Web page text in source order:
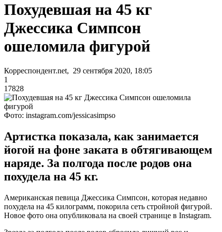
Похудевшая на 45 кг
Джессика Симпсон
ошеломила фигурой
Корреспондент.net, 29 сентября 2020, 18:05
1
17828
Фото: instagram.com/jessicasimpso
Артистка показала, как занимается
йогой на фоне заката в обтягивающем
наряде. За полгода после родов она
похудела на 45 кг.
Американская певица Джессика Симпсон, которая недавно
похудела на 45 килограмм, покорила сеть стройной фигурой.
Новое фото она опубликовала на своей странице в Instagram.